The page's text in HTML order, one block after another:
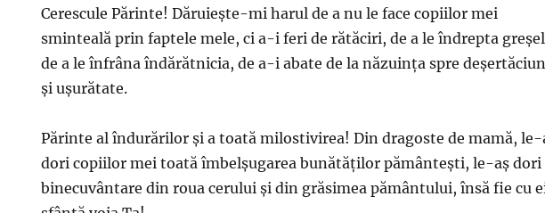
Cerescule Părinte! Dăruieşte-mi harul de a nu le face copiilor mei
sminteală prin faptele mele, ci a-i feri de rătăciri, de a le îndrepta
de a le înfrâna îndărătnicia, de a-i abate de la năzuinţa spre
şi uşurătate.
Părinte al îndurărilor şi a toată milostivirea! Din dragoste de mamă, le-
dori copiilor mei toată îmbelşugarea bunătăţilor pământeşti, le-aş dori
binecuvântare din roua cerului şi din grăsimea pământului, însă fie cu